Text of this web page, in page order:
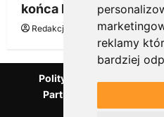
reklamy
bardziej
końca budżetu
Redakcja KnowMore.pl 20
Polityka Prywatności
Partnerzy Mentora.pl
Blog o